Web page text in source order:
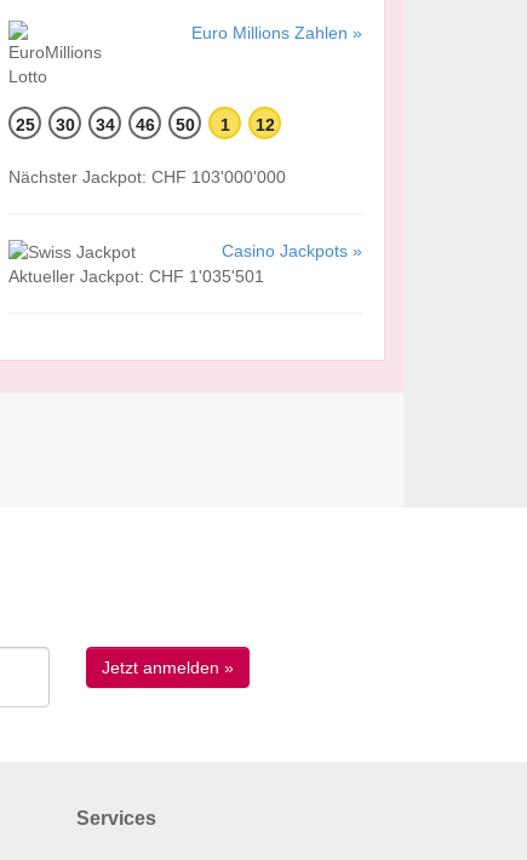
Euro Millions Zahlen »
25 30 34 46 50 1 12
Nächster Jackpot: CHF 103'000'000
Casino Jackpots »
Aktueller Jackpot: CHF 1'035'501
Services